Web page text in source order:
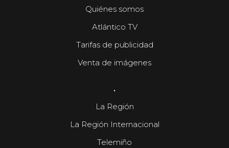
Quiénes somos
Atlántico TV
Tarifas de publicidad
Venta de imágenes
.
La Región
La Región Internacional
Telemiño